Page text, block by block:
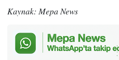
Kaynak: Mepa News